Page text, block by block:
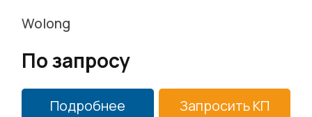
Wolong
По запросу
Подробнее Запросить КП